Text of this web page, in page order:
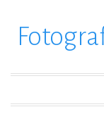
verder